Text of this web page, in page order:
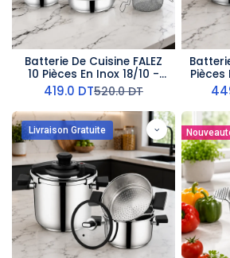
Batterie De Cuisine FALEZ
10 Pièces En Inox 18/10 -
Noir
419.0 DT520.0DT
Pièces
Livraison Gratuite